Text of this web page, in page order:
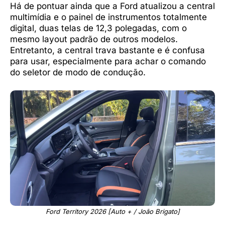
Há de pontuar ainda que a Ford atualizou a central
multimídia e o painel de instrumentos totalmente
digital, duas telas de 12,3 polegadas, com o
mesmo layout padrão de outros modelos.
Entretanto, a central trava bastante e é confusa
para usar, especialmente para achar o comando
do seletor de modo de condução.
Ford Territory 2026 [Auto + / João Brigato]